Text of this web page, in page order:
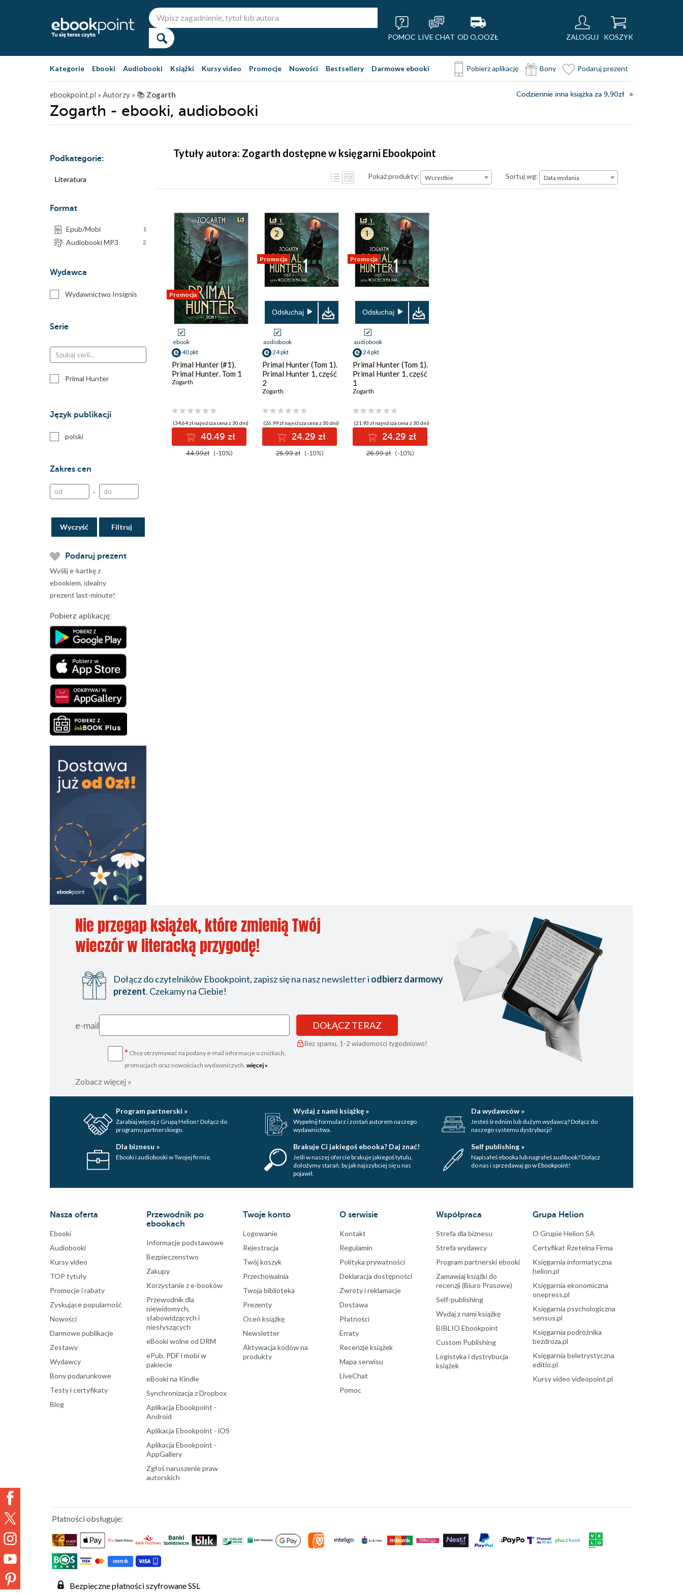
POMOC LIVE CHAT OD O,OOZŁ ZALOGUJ KOSZYK
Kategorie Ebooki Audiobooki Książki Kursy video Promocje Nowości Bestsellery Darmowe ebooki Pobierz aplikację Bony Podaruj prezent
ebookpoint.pl » Autorzy » 📚 Zogarth Codziennie inna książka za 9,90zł
Zogarth - ebooki, audiobooki
Podkategorie:
Literatura
Format
Epub/Mobi 1
Audiobooki MP3 2
Wydawca
Wydawnictwo Insignis
Serie
Primal Hunter
Język publikacji
polski
Zakres cen
–
Wyczyść
Podaruj prezent
Wyślij e-kartkę z
ebookiem, idealny
prezent last-minute!
Pobierz aplikację:
Tytuły autora: Zogarth dostępne w księgarni Ebookpoint
Pokaż produkty: Wszystkie Sortuj wg:Data wydania
Data wydania
Promocja
ebook
40 pkt
Primal Hunter (#1).
Primal Hunter. Tom 1
Zogarth
(34,64 zł najniższa cena z 30 dni)
40.49 zł
44.99zł (-10%)
Promocja
Odsłuchaj
audiobook
24 pkt
Primal Hunter (Tom 1).
Primal Hunter 1, część
2
Zogarth
(26,99 zł najniższa cena z 30 dni)
24.29 zł
26.99 zł (-10%)
Promocja
Odsłuchaj
audiobook
24 pkt
Primal Hunter (Tom 1).
Primal Hunter 1, część
1
Zogarth
(21,93 zł najniższa cena z 30 dni)
24.29 zł
26.99 zł (-10%)
Nie przegap książek, które zmienią Twój
wieczór w literacką przygodę!
Dołącz do czytelników Ebookpoint, zapisz się na nasz newsletter i odbierz darmowy
prezent. Czekamy na Ciebie!
e-mail
* Chcę otrzymywać na podany e-mail informacje o zniżkach,
promocjach oraz nowościach wydawniczych. więcej »
DOŁĄCZ TERAZ
Bez spamu, 1-2 wiadomości tygodniowo!
Zobacz więcej »
Program partnerski »
Zarabiaj więcej z Grupą Helion! Dołącz do
programu partnerskiego.
Wydaj z nami książkę »
Wypełnij formularz i zostań autorem naszego
wydawnictwa.
Da wydawców »
Jesteś średnim lub dużym wydawcą? Dołącz do
naszego systemu dystrybucji!
Dla biznesu »
Ebooki i audiobooki w Twojej firmie.
Brakuje Ci jakiegoś ebooka? Daj znać!
Jeśli w naszej ofercie brakuje jakiegoś tytulu,
dołożymy starań, by jak najszybciej się u nas
pojawił.
Self publishing »
Napisałeś ebooka lub nagrałeś audibook? Dołącz
do nas i sprzedawaj go w Ebookpoint!
Nasza oferta
Ebooki
Audiobooki
Kursy video
TOP tytuły
Promocje i rabaty
Zyskujące popularność
Nowości
Darmowe publikacje
Zestawy
Wydawcy
Bony podarunkowe
Testy i certyfikaty
Blog
Przewodnik po
ebookach
Informacje podstawowe
Bezpieczenstwo
Zakupy
Korzystanie z e-booków
Przewodnik dla
niewidomych,
słabowidzących i
niesłyszących
eBooki wolne od DRM
ePub, PDF i mobi w
pakiecie
eBooki na Kindle
Synchronizacja z Dropbox
Aplikacja Ebookpoint -
Android
Aplikacja Ebookpoint - iOS
Aplikacja Ebookpoint -
AppGallery
Zgłoś naruszenie praw
autorskich
Twoje konto
Logowanie
Rejestracja
Twój koszyk
Przechowalnia
Twoja biblioteka
Prezenty
Oceń książkę
Newsletter
Aktywacja kodów na
produkty
O serwisie
Kontakt
Regulamin
Polityka prywatności
Deklaracja dostępności
Zwroty i reklamacje
Dostawa
Płatności
Erraty
Recenzje książek
Mapa serwisu
LiveChat
Pomoc
Współpraca
Strefa dla biznesu
Strefa wydawcy
Program partnerski ebooki
Zamawiaj książki do
recenzji (Biuro Prasowe)
Self-publishing
Wydaj z nami książkę
BIBLIO Ebookpoint
Custom Publishing
Logistyka i dystrybucja
książek
Grupa Helion
O Grupie Helion SA
Certyfikat Rzetelna Firma
Księgarnia informatyczna
helion.pl
Księgarnia ekonomiczna
onepress.pl
Księgarnia psychologiczna
sensus.pl
Księgarnia podróżnika
bezdroza.pl
Księgarnia beletrystyczna
editio.pl
Kursy video videopoint.pl
Płatności obsługuje:
Bezpieczne płatności szyfrowane SSL